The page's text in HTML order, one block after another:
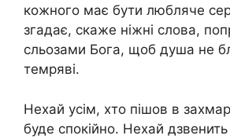
кожного має бути любляче
згадає, скаже ніжні слова,
сльозами Бога, щоб душа не
темряві.
Нехай усім, хто пішов в
буде спокійно. Нехай дзвенить